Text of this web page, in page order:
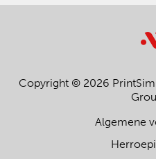
Copyright © 2026
Algemene